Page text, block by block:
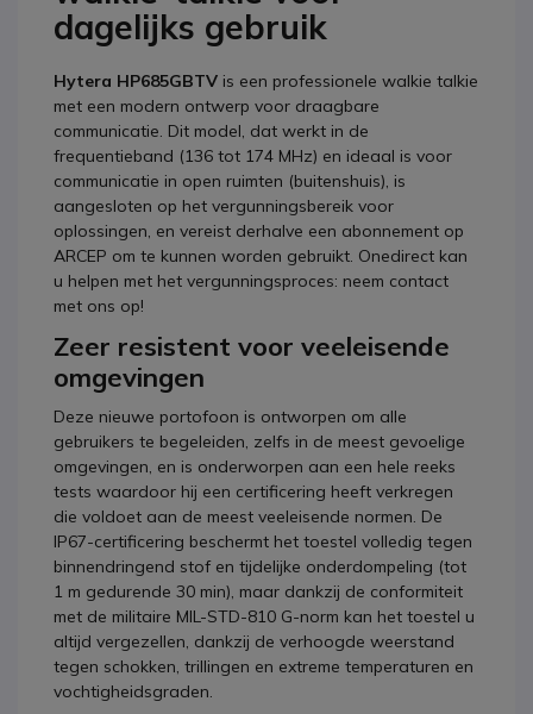
dagelijks gebruik
Hytera HP685GBTV is een professionele walkie talkie
met een modern ontwerp voor draagbare
communicatie. Dit model, dat werkt in de
frequentieband (136 tot 174 MHz) en ideaal is voor
communicatie in open ruimten (buitenshuis), is
aangesloten op het vergunningsbereik voor
oplossingen, en vereist derhalve een abonnement op
ARCEP om te kunnen worden gebruikt. Onedirect kan
u helpen met het vergunningsproces: neem contact
met ons op!
Zeer resistent voor veeleisende
omgevingen
Deze nieuwe portofoon is ontworpen om alle
gebruikers te begeleiden, zelfs in de meest gevoelige
omgevingen, en is onderworpen aan een hele reeks
tests waardoor hij een certificering heeft verkregen
die voldoet aan de meest veeleisende normen. De
IP67-certificering beschermt het toestel volledig tegen
binnendringend stof en tijdelijke onderdompeling (tot
1 m gedurende 30 min), maar dankzij de conformiteit
met de militaire MIL-STD-810 G-norm kan het toestel u
altijd vergezellen, dankzij de verhoogde weerstand
tegen schokken, trillingen en extreme temperaturen en
vochtigheidsgraden.